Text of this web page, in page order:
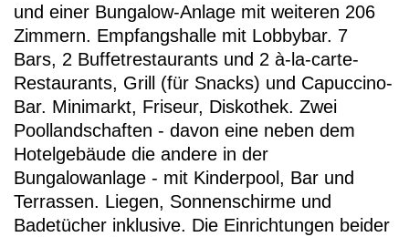
und einer Bungalow-Anlage mit weiteren 206
Zimmern. Empfangshalle mit Lobbybar. 7
Bars, 2 Buffetrestaurants und 2 à-la-carte-
Restaurants, Grill (für Snacks) und Capuccino-
Bar. Minimarkt, Friseur, Diskothek. Zwei
Poollandschaften - davon eine neben dem
Hotelgebäude die andere in der
Bungalowanlage - mit Kinderpool, Bar und
Terrassen. Liegen, Sonnenschirme und
Badetücher inklusive. Die Einrichtungen beider